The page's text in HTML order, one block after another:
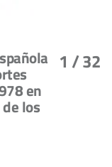
1 / 32
en
los